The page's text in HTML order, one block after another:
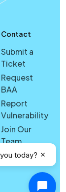
Contact
Submit a
Ticket
Request
BAA
Report
Vulnerability
Join Our
Team
today?